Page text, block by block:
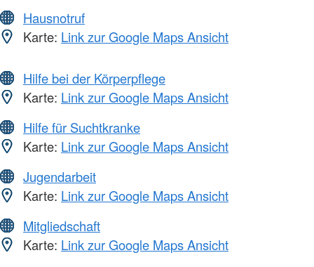
Hausnotruf
Karte: Link zur Google Maps Ansicht
Hilfe bei der Körperpflege
Karte: Link zur Google Maps Ansicht
Hilfe für Suchtkranke
Karte: Link zur Google Maps Ansicht
Jugendarbeit
Karte: Link zur Google Maps Ansicht
Mitgliedschaft
Karte: Link zur Google Maps Ansicht